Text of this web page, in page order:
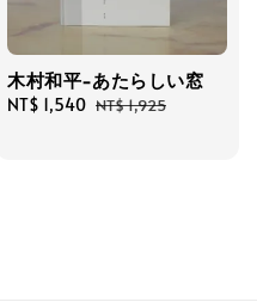
木村和平-あたらしい窓
Sale
NT$ 1,540 Regular
NT$ 1,925